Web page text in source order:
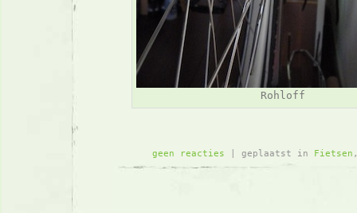
Rohloff
geen reacties | geplaatst in Fietsen